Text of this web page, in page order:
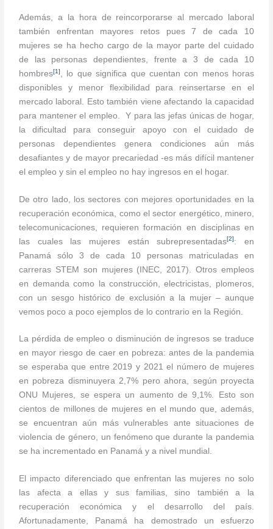
Además, a la hora de reincorporarse al mercado laboral
también enfrentan mayores retos pues 7 de cada 10
mujeres se ha hecho cargo de la mayor parte del cuidado
de las personas dependientes, frente a 3 de cada 10
hombres[1]
, lo que significa que cuentan con menos horas
disponibles y menor flexibilidad para reinsertarse en el
mercado laboral. Esto también viene afectando la capacidad
para mantener el empleo. Y para las jefas únicas de hogar,
la dificultad para conseguir apoyo con el cuidado de
personas dependientes genera condiciones aún más
desafiantes y de mayor precariedad -es más difícil mantener
el empleo y sin el empleo no hay ingresos en el hogar.
De otro lado, los sectores con mejores oportunidades en la
recuperación económica, como el sector energético, minero,
telecomunicaciones, requieren formación en disciplinas en
las cuales las mujeres están subrepresentadas[2]: en
Panamá sólo 3 de cada 10 personas matriculadas en
carreras STEM son mujeres (INEC, 2017). Otros empleos
en demanda como la construcción, electricistas, plomeros,
con un sesgo histórico de exclusión a la mujer – aunque
vemos poco a poco ejemplos de lo contrario en la Región.
La pérdida de empleo o disminución de ingresos se traduce
en mayor riesgo de caer en pobreza: antes de la pandemia
se esperaba que entre 2019 y 2021 el número de mujeres
en pobreza disminuyera 2,7% pero ahora, según proyecta
ONU Mujeres, se espera un aumento de 9,1%. Esto son
cientos de millones de mujeres en el mundo que, además,
se encuentran aún más vulnerables ante situaciones de
violencia de género, un fenómeno que durante la pandemia
se ha incrementado en Panamá y a nivel mundial.
El impacto diferenciado que enfrentan las mujeres no solo
las afecta a ellas y sus familias, sino también a la
recuperación económica y el desarrollo del país.
Afortunadamente, Panamá ha demostrado un esfuerzo